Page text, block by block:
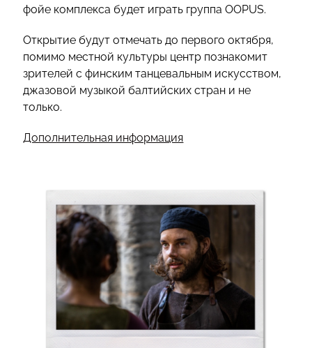
фойе комплекса будет играть группа OOPUS.
Открытие будут отмечать до первого октября,
помимо местной культуры центр познакомит
зрителей с финским танцевальным искусством,
джазовой музыкой балтийских стран и не
только.
Дополнительная информация